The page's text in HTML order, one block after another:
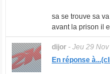
sa se trouve sa
avant la prison il
dijor- Jeu 29
En réponse